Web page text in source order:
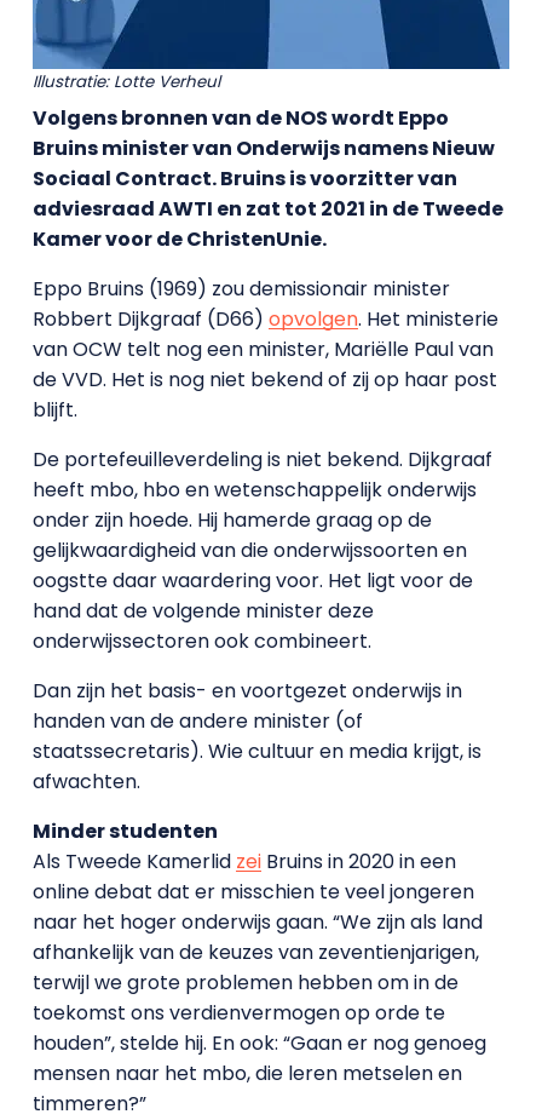
Illustratie: Lotte Verheul
Volgens bronnen van de NOS wordt Eppo
Bruins minister van Onderwijs namens Nieuw
Sociaal Contract. Bruins is voorzitter van
adviesraad AWTI en zat tot 2021 in de Tweede
Kamer voor de ChristenUnie.
Eppo Bruins (1969) zou demissionair minister
Robbert Dijkgraaf (D66) opvolgen. Het ministerie
van OCW telt nog een minister, Mariëlle Paul van
de VVD. Het is nog niet bekend of zij op haar post
blijft.
De portefeuilleverdeling is niet bekend. Dijkgraaf
heeft mbo, hbo en wetenschappelijk onderwijs
onder zijn hoede. Hij hamerde graag op de
gelijkwaardigheid van die onderwijssoorten en
oogstte daar waardering voor. Het ligt voor de
hand dat de volgende minister deze
onderwijssectoren ook combineert.
Dan zijn het basis- en voortgezet onderwijs in
handen van de andere minister (of
staatssecretaris). Wie cultuur en media krijgt, is
afwachten.
Minder studenten
Als Tweede Kamerlid zeiBruins in 2020 in een
online debat dat er misschien te veel jongeren
naar het hoger onderwijs gaan. “We zijn als land
afhankelijk van de keuzes van zeventienjarigen,
terwijl we grote problemen hebben om in de
toekomst ons verdienvermogen op orde te
houden”, stelde hij. En ook: “Gaan er nog genoeg
mensen naar het mbo, die leren metselen en
timmeren?”